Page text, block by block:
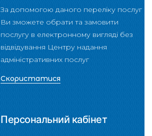
За допомогою даного переліку послуг
Ви зможете обрати та замовити
послугу в електронному вигляді без
відвідування Центру надання
адміністративних послуг
Скористатися
Персональний кабінет